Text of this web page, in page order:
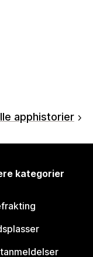
apphistorier
kategorier